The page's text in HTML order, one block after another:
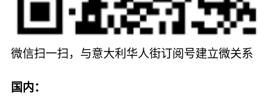
微信扫一扫，与意大利华人街订阅号建立微关系
国内：